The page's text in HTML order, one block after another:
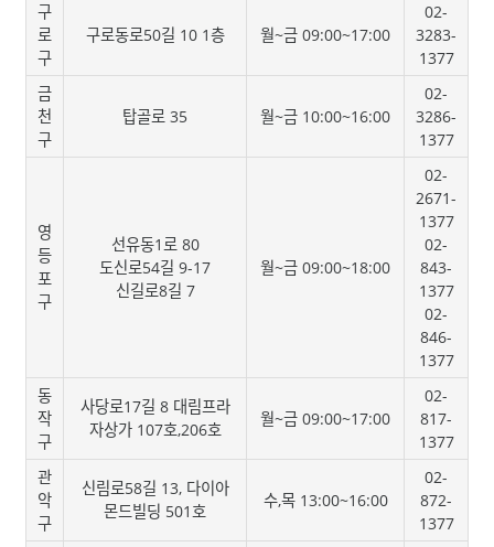
구
로
구
구로동로50길 10 1층 월~금 09:00~17:00
02-
3283-
1377
금
천
구
탑골로 35 월~금 10:00~16:00
02-
3286-
1377
영
등
포
구
선유동1로 80
도신로54길 9-17
신길로8길 7
월~금 09:00~18:00
02-
2671-
1377
02-
843-
1377
02-
846-
1377
동
작
구
사당로17길 8 대림프라
자상가 107호,206호
월~금 09:00~17:00
02-
817-
1377
관
악
구
신림로58길 13, 다이아
몬드빌딩 501호
수,목 13:00~16:00
02-
872-
1377